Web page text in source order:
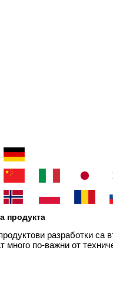
продукта
разработки са
много по-важни от